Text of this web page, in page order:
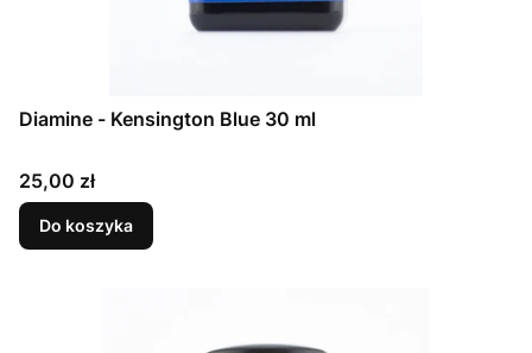
Diamine - Kensington Blue 30 ml
Cena
25,00 zł
Do koszyka